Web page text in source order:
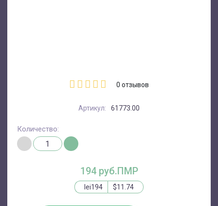
0 отзывов
Артикул: 61773.00
194 руб.ПМР
lei194 $11.74
Количество: